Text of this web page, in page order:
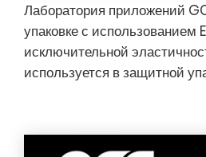
Лаборатория приложений
упаковке с использованием
исключительной
используется в защитной